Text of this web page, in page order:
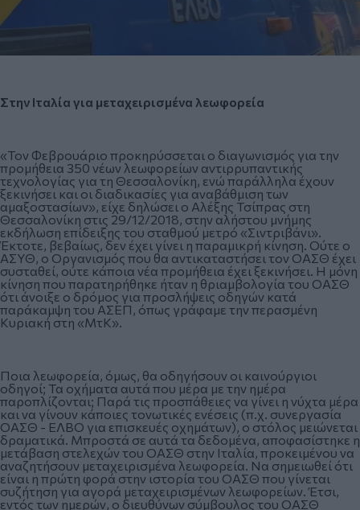
Στην Ιταλία για μεταχειρισμένα λεωφορεία
«Τον Φεβρουάριο προκηρύσσεται ο διαγωνισμός για την
προμήθεια 350 νέων λεωφορείων αντιρρυπαντικής
τεχνολογίας για τη Θεσσαλονίκη, ενώ παράλληλα έχουν
ξεκινήσει και οι διαδικασίες για αναβάθμιση των
αμαξοστασίων», είχε δηλώσει ο Αλέξης Τσίπρας στη
Θεσσαλονίκη στις 29/12/2018, στην αλήστου μνήμης
εκδήλωση επίδειξης του σταθμού μετρό «Σιντριβάνι».
Έκτοτε, βεβαίως, δεν έχει γίνει η παραμικρή κίνηση. Ούτε ο
ΑΣΥΘ, ο Οργανισμός που θα αντικαταστήσει τον ΟΑΣΘ έχει
συσταθεί, ούτε κάποια νέα προμήθεια έχει ξεκινήσει. Η μόνη
κίνηση που παρατηρήθηκε ήταν η θριαμβολογία του ΟΑΣΘ
ότι άνοιξε ο δρόμος για προσλήψεις οδηγών κατά
παράκαμψη του ΑΣΕΠ, όπως γράφαμε την περασμένη
Κυριακή στη «ΜτΚ».
Ποια λεωφορεία, όμως, θα οδηγήσουν οι καινούργιοι
οδηγοί; Τα οχήματα αυτά που μέρα με την ημέρα
παροπλίζονται; Παρά τις προσπάθειες να γίνει η νύχτα μέρα
και να γίνουν κάποιες τονωτικές ενέσεις (π.χ. συνεργασία
ΟΑΣΘ - ΕΛΒΟ για επισκευές οχημάτων), ο στόλος μειώνεται
δραματικά. Μπροστά σε αυτά τα δεδομένα, αποφασίστηκε η
μετάβαση στελεχών του ΟΑΣΘ στην Ιταλία, προκειμένου να
αναζητήσουν μεταχειρισμένα λεωφορεία. Να σημειωθεί ότι
είναι η πρώτη φορά στην ιστορία του ΟΑΣΘ που γίνεται
συζήτηση για αγορά μεταχειρισμένων λεωφορείων. Έτσι,
εντός των ημερών, ο διευθύνων σύμβουλος του ΟΑΣΘ